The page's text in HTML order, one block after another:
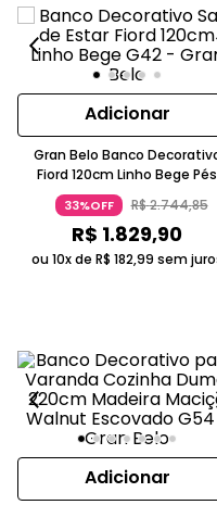
Adicionar
Gran Belo Banco
Fiord 120cm Linho Bege Pés
Madeira Maciça
33%OFF R$2.744,85
R$ 1.829,90
ou 10x de R$ 182,99 sem
Adicionar